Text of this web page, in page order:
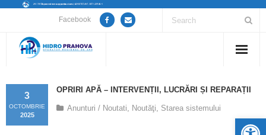
Facebook
Despre noi
OPRIRI APĂ – INTERVENȚII, LUCRĂRI ȘI REPARAȚII
3
OCTOMBRIE
2025
Anunturi / Noutati, Noutăţi, Starea sistemului